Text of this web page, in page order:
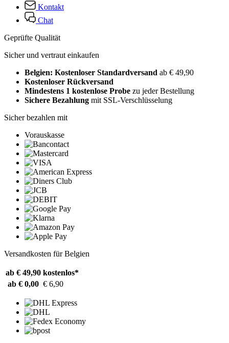
Kontakt
Chat
Geprüfte Qualität
Sicher und vertraut einkaufen
Belgien: Kostenloser Standardversand ab € 49,90
Kostenloser Rückversand
Mindestens 1 kostenlose Probe zu jeder Bestellung
Sichere Bezahlung mit SSL-Verschlüsselung
Sicher bezahlen mit
Vorauskasse
Versandkosten für Belgien
ab € 49,90 kostenlos*
ab € 0,00 € 6,90